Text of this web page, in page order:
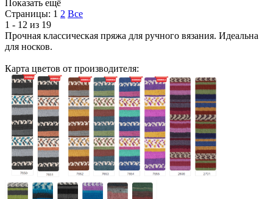
Показать ещё
Страницы: 1 2 Все
1 - 12 из 19
Прочная классическая пряжа для ручного вязания. Идеальна
для носков.
Карта цветов от производителя: